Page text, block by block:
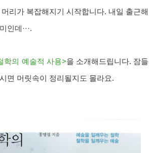
리가 복잡해지기 시작합니다. 내일 출근해
인데···.
학의 예술적 사용>을 소개해드립니다. 잠들
면 머릿속이 정리될지도 몰라요.